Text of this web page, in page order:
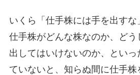
いくら「仕手株には手を出すな
仕手株がどんな株なのか、どう
出してはいけないのか、といっ
ていないと、知らぬ間に仕手株